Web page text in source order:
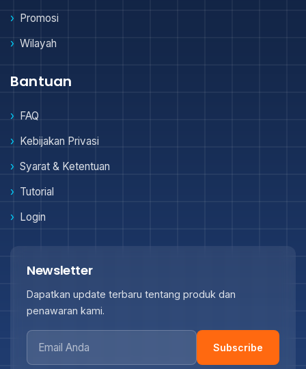
Promosi
Wilayah
Bantuan
FAQ
Kebijakan Privasi
Syarat & Ketentuan
Tutorial
Login
Newsletter
Dapatkan update terbaru tentang produk dan
penawaran kami.
Subscribe